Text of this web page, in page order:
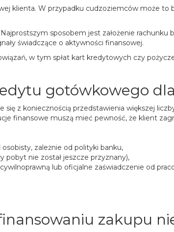
klienta. W przypadku cudzoziemców może to
sposobem jest założenie
świadczące o aktywności finansowej.
w tym spłat kart kredytowych czy
gotówkowego
się z koniecznością przedstawienia większej
finansowe muszą mieć pewność, że klient
zależnie od polityki banku,
pobyt nie został jeszcze przyznany),
lub oficjalne zaświadczenie od
zakupu